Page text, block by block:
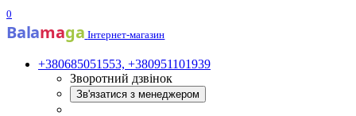
0
Balamaga Інтернет-магазин
+380685051553, +380951101939
Зворотний дзвінок
Зв'язатися з менеджером